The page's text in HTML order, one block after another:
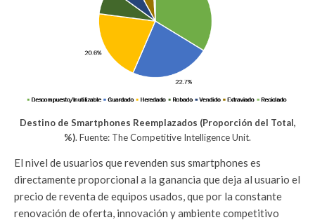
Destino de Smartphones Reemplazados (Proporción del Total,
%). Fuente: The Competitive Intelligence Unit.
El nivel de usuarios que revenden sus smartphones es
directamente proporcional a la ganancia que deja al usuario el
precio de reventa de equipos usados, que por la constante
renovación de oferta, innovación y ambiente competitivo